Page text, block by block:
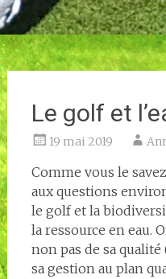
Le golf et
19 mai 2019
Comme vous le
aux questions
le golf et la
la ressource en eau.
non pas de sa qualité
sa gestion au plan